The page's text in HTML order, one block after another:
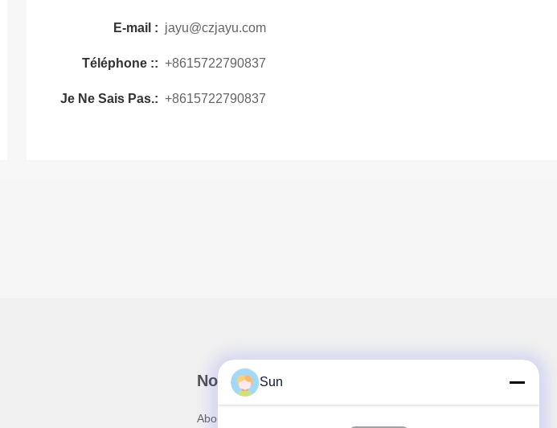
E-mail : jayu@czjayu.com
Téléphone :: +8615722790837
Je Ne Sais Pas.: +8615722790837
Notre newsletter
Abonnez-vous à notre newsletter pour des réductions et plus
Sun